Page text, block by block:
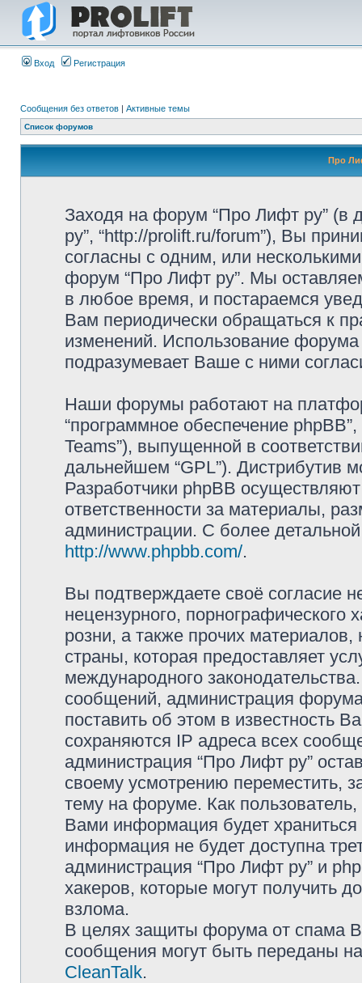
Вход Регистрация
Сообщения без ответов | Активные темы
Список форумов
Про
Заходя на форум “Про Лифт ру”
ру”, “http://prolift.ru/forum”), Вы
согласны с одним, или
форум “Про Лифт ру”. Мы
в любое время, и постараемся
Вам периодически обращаться к
изменений. Использование
подразумевает Ваше с ними
Наши форумы работают на
“программное обеспечение
Teams”), выпущенной в
дальнейшем “GPL”). Дистрибутив
Разработчики phpBB
ответственности за материалы,
администрации. С более
http://www.phpbb.com/.
Вы подтверждаете своё согласие
нецензурного, порнографического
розни, а также прочих
страны, которая предоставляет
международного
сообщений, администрация
поставить об этом в известность
сохраняются IP адреса всех
администрация “Про Лифт ру”
своему усмотрению переместить,
тему на форуме. Как
Вами информация будет
информация не будет доступна
администрация “Про Лифт ру” и
хакеров, которые могут получить
взлома.
В целях защиты форума от спама
сообщения могут быть переданы
CleanTalk.